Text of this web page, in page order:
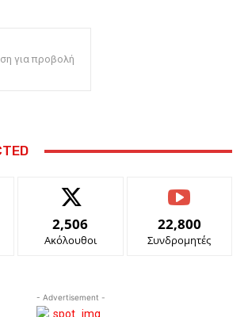
για προβολή
2,506
Ακόλουθοι
22,800
Συνδρομητές
- Advertisement -